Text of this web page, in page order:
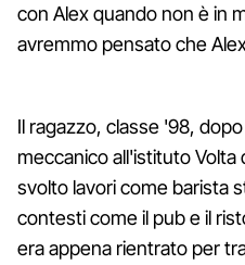
con Alex quando non è in
avremmo pensato che
Il ragazzo, classe '98,
meccanico all'istituto Volta
svolto lavori come barista
contesti come il pub e il
era appena rientrato per